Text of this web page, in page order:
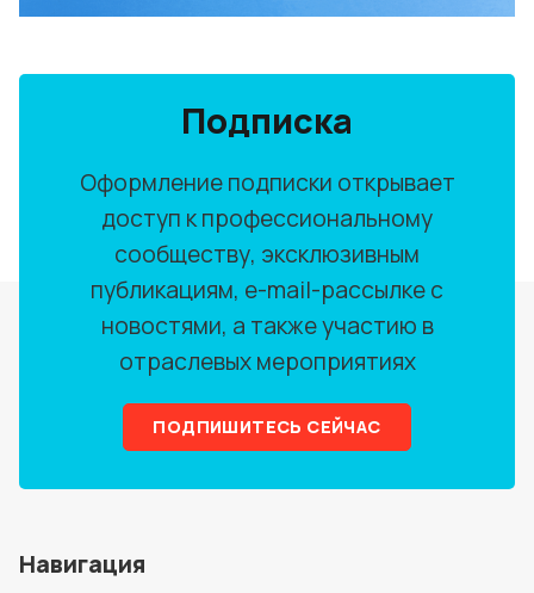
Подписка
Оформление подписки открывает
доступ к профессиональному
сообществу, эксклюзивным
публикациям, e-mail-рассылке с
новостями, а также участию в
отраслевых мероприятиях
ПОДПИШИТЕСЬ СЕЙЧАС
Навигация